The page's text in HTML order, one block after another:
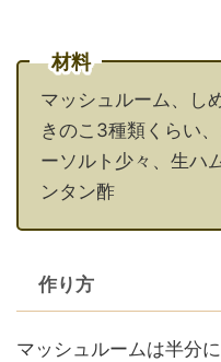
材料
マッシュルーム、し
きのこ3種類くらい
ーソルト少々、生ハ
ンタン酢
作り方
マッシュルームは半分